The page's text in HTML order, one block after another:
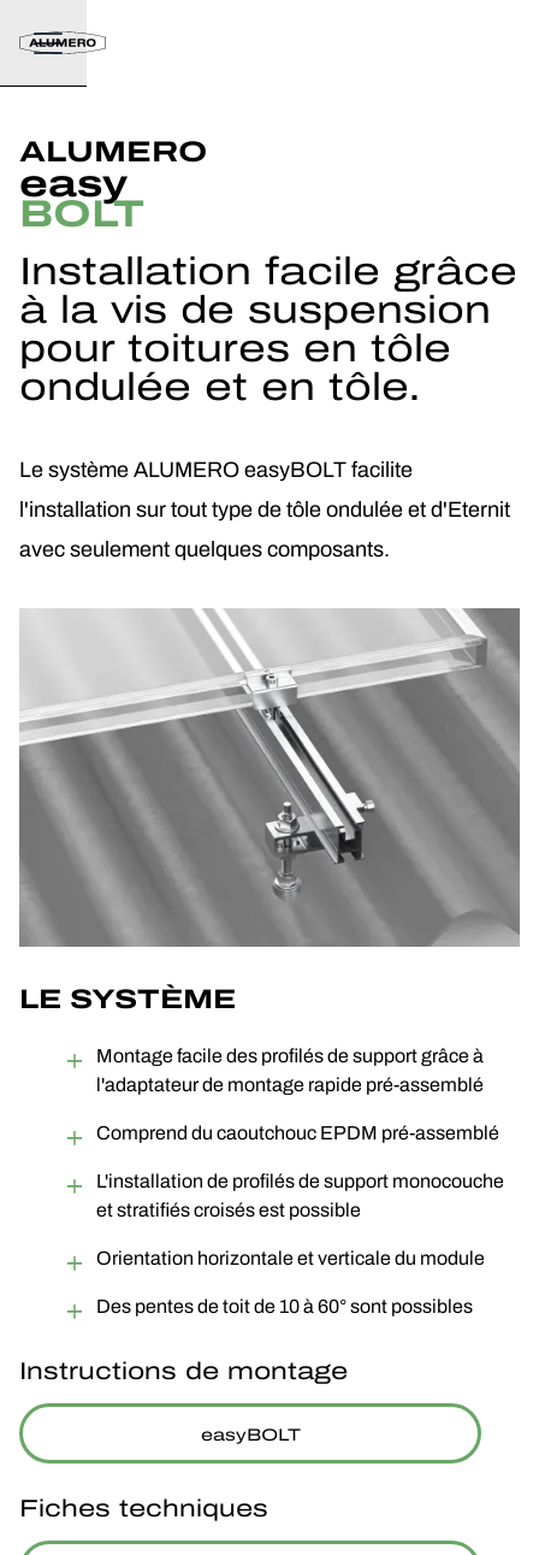
ALUMERO
easy
BOLT
Installation facile grâce
à la vis de suspension
pour toitures en tôle
ondulée et en tôle.
Le système ALUMERO easyBOLT facilite
l'installation sur tout type de tôle ondulée et d'Eternit
avec seulement quelques composants.
LE SYSTÈME
Montage facile des profilés de support grâce à
l'adaptateur de montage rapide pré-assemblé
Comprend du caoutchouc EPDM pré-assemblé
L'installation de profilés de support monocouche
et stratifiés croisés est possible
Orientation horizontale et verticale du module
Des pentes de toit de 10 à 60° sont possibles
Instructions de montage
easyBOLT
Fiches techniques